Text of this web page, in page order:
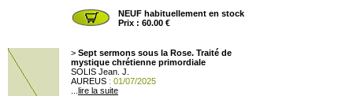
NEUF habituellement en stock
Prix : 60.00 €
> Sept sermons sous la Rose. Traité de
mystique chrétienne primordiale
SOLIS Jean. J.
AUREUS : 01/07/2025
lire la suite